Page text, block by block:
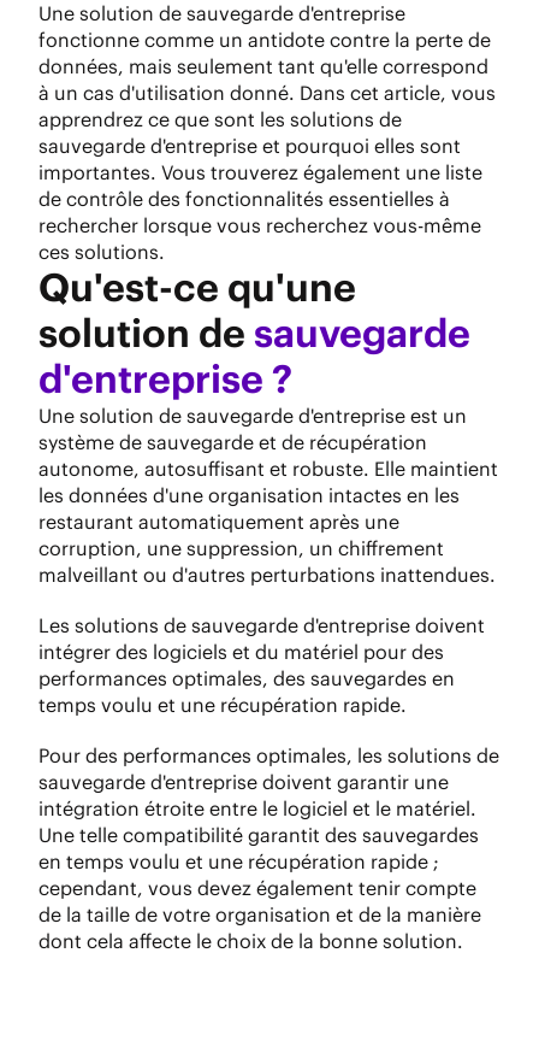
Une solution de sauvegarde d'entreprise
fonctionne comme un antidote contre la perte de
données, mais seulement tant qu'elle correspond
à un cas d'utilisation donné. Dans cet article, vous
apprendrez ce que sont les solutions de
sauvegarde d'entreprise et pourquoi elles sont
importantes. Vous trouverez également une liste
de contrôle des fonctionnalités essentielles à
rechercher lorsque vous recherchez vous-même
ces solutions.
Qu'est-ce qu'une
solution de sauvegarde
d'entreprise ?
Une solution de sauvegarde d'entreprise est un
système de sauvegarde et de récupération
autonome, autosuffisant et robuste. Elle maintient
les données d'une organisation intactes en les
restaurant automatiquement après une
corruption, une suppression, un chiffrement
malveillant ou d'autres perturbations inattendues.
Les solutions de sauvegarde d'entreprise doivent
intégrer des logiciels et du matériel pour des
performances optimales, des sauvegardes en
temps voulu et une récupération rapide.
Pour des performances optimales, les solutions de
sauvegarde d'entreprise doivent garantir une
intégration étroite entre le logiciel et le matériel.
Une telle compatibilité garantit des sauvegardes
en temps voulu et une récupération rapide ;
cependant, vous devez également tenir compte
de la taille de votre organisation et de la manière
dont cela affecte le choix de la bonne solution.